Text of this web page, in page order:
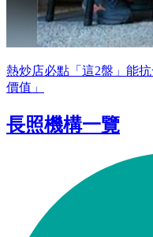
熱炒店必點「這2盤」能
價值」
長照機構一覽